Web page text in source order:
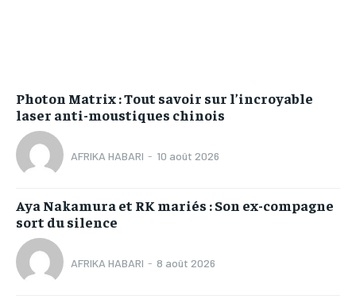
Photon Matrix : Tout savoir sur l’incroyable
laser anti-moustiques chinois
AFRIKA HABARI - 10 août 2026
Aya Nakamura et RK mariés : Son ex-compagne
sort du silence
AFRIKA HABARI - 8 août 2026